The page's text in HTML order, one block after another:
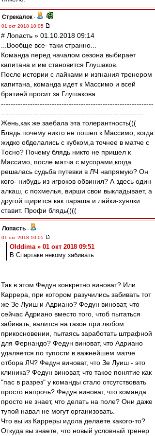
Стрекалок -
01 окт 2018 10:05
# Лопасть » 01.10.2018 09:14
...Вообще все- таки странно...
Команда перед началом сезона выбирает
капитана и им становится Глушаков.
После истории с лайками и изгнания тренером
капитана, команда идет к Массимо и всей
братией просит за Глушакова.
---------------------------------------------------------------
-----------------------------------------------------------
Жень,как же заебала эта толерантность(((
Блядь почему никто не пошел к Массимо, когда
жидко обделались с кубком,а точнее в матче с
Тосно? Почему блядь никто не пришел к
Массимо, после матча с мусорами,когда
решалась судьба путевки в ЛЧ напрямую? Он
кого- нибудь из игроков обвинил? А здесь один
алкаш, с похмелья, вирши свои выкладывает, а
другой щирится как параша и лайки-хуялки
ставит. Профи блядь((((
Лопасть -
01 окт 2018 10:05
Olddima » 01 окт 2018 09:51
В Спартаке некому забивать
Так в этом Федун конкретно виноват? Или
Каррера, при котором разучились забивать тот
же Зе Луиш и Адриано? Федун виноват, что
сейчас Адриано вместо того, чтоб пытаться
забивать, валится на газон при любом
прикосновении, пытаясь заработать штрафной
для Фернандо? Федун виноват, что Адриано
удаляется по тупости в важнейшем матче
отбора ЛЧ? Федун виноват, что Зе Луиш - это
клиника? Федун виноват, что такое понятие как
"пас в разрез" у команды стало отсутствовать
просто напрочь? Федун виноват, что команда
просто не знает, что делать на поле? Они даже
тупой навал не могут организовать.
Что вы из Карреры идола делаете какого-то?
Откуда вы знаете, что новый условный тренер